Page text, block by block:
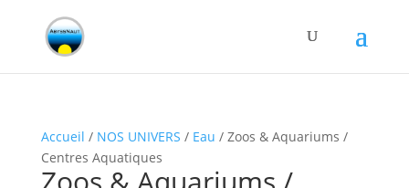
Accueil / NOS UNIVERS / Eau / Zoos & Aquariums /
Centres Aquatiques